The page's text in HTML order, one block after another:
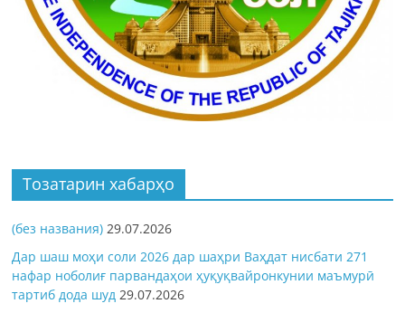
Тозатарин хабарҳо
(без названия) 29.07.2026
Дар шаш моҳи соли 2026 дар шаҳри Ваҳдат нисбати 271
нафар ноболиғ парвандаҳои ҳуқуқвайронкунии маъмурӣ
тартиб дода шуд 29.07.2026